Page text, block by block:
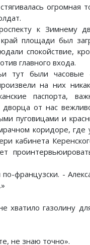
огромная
к Зимнему
площади был
спокойствие,
главного входа.
тут были часовые
на них
паспорта,
дворца от нас
пуговицами и
коридоре,
кабинета
французски. -
хватило газолину
не знаю точно».